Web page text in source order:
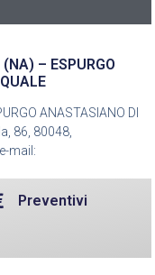
– ESPURGO
ANASTASIANO DI
86, 80048,
mail:
Preventivi